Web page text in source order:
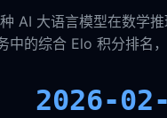
AI 大语言模型在数学
中的综合 Elo 积分排名
2026-